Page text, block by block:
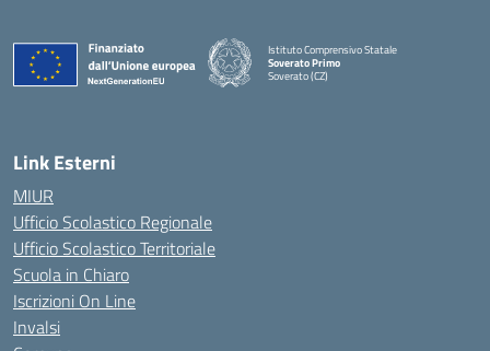
Istituto Comprensivo Statale
Soverato Primo
Soverato (CZ)
Link Esterni
MIUR
Ufficio Scolastico Regionale
Ufficio Scolastico Territoriale
Scuola in Chiaro
Iscrizioni On Line
Invalsi